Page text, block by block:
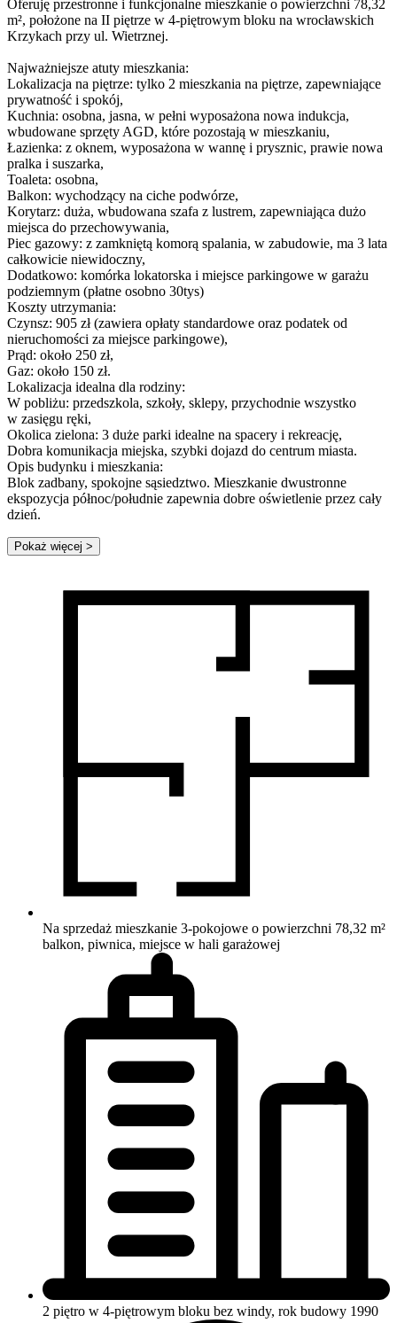
Oferuję przestronne i funkcjonalne mieszkanie o powierzchni 78,32
m², położone na II piętrze w 4-piętrowym bloku na wrocławskich
Krzykach przy ul. Wietrznej.
Najważniejsze atuty mieszkania:
Lokalizacja na piętrze: tylko 2 mieszkania na piętrze, zapewniające
prywatność i spokój,
Kuchnia: osobna, jasna, w pełni wyposażona nowa indukcja,
wbudowane sprzęty AGD, które pozostają w mieszkaniu,
Łazienka: z oknem, wyposażona w wannę i prysznic, prawie nowa
pralka i suszarka,
Toaleta: osobna,
Balkon: wychodzący na ciche podwórze,
Korytarz: duża, wbudowana szafa z lustrem, zapewniająca dużo
miejsca do przechowywania,
Piec gazowy: z zamkniętą komorą spalania, w zabudowie, ma 3 lata
całkowicie niewidoczny,
Dodatkowo: komórka lokatorska i miejsce parkingowe w garażu
podziemnym (płatne osobno 30tys)
Koszty utrzymania:
Czynsz: 905 zł (zawiera opłaty standardowe oraz podatek od
nieruchomości za miejsce parkingowe),
Prąd: około 250 zł,
Gaz: około 150 zł.
Lokalizacja idealna dla rodziny:
W pobliżu: przedszkola, szkoły, sklepy, przychodnie wszystko
w zasięgu ręki,
Okolica zielona: 3 duże parki idealne na spacery i rekreację,
Dobra komunikacja miejska, szybki dojazd do centrum miasta.
Opis budynku i mieszkania:
Blok zadbany, spokojne sąsiedztwo. Mieszkanie dwustronne
ekspozycja północ/południe zapewnia dobre oświetlenie przez cały
dzień.
Pokaż więcej >
Na sprzedaż mieszkanie 3-pokojowe o powierzchni 78,32 m²
balkon, piwnica, miejsce w hali garażowej
2 piętro w 4-piętrowym bloku bez windy, rok budowy 1990